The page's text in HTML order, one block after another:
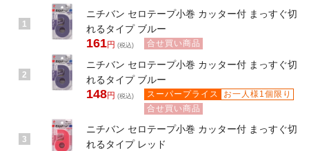
1
ニチバン セロテープ小巻 カッター付 まっすぐ切
れるタイプ ブルー
161円 (税込) 合せ買い商品
2
ニチバン セロテープ小巻 カッター付 まっすぐ切
れるタイプ ブルー
148円 (税込) スーパープライス
お一人様1個限り
合せ買い商品
3
ニチバン セロテープ小巻 カッター付 まっすぐ切
れるタイプ レッド